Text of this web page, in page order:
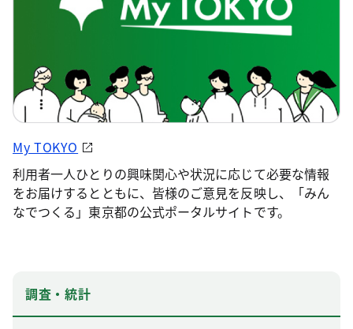
My TOKYO
利用者一人ひとりの興味関心や状況に応じて必要な情報
をお届けするとともに、皆様のご意見を反映し、「みん
なでつくる」東京都の公式ポータルサイトです。
調査・統計